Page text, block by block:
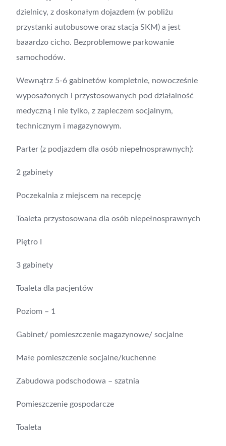
dzielnicy, z doskonałym dojazdem (w pobliżu
przystanki autobusowe oraz stacja SKM) a jest
baaardzo cicho. Bezproblemowe parkowanie
samochodów.
Wewnątrz 5-6 gabinetów kompletnie, nowocześnie
wyposażonych i przystosowanych pod działalność
medyczną i nie tylko, z zapleczem socjalnym,
technicznym i magazynowym.
Parter (z podjazdem dla osób niepełnosprawnych):
2 gabinety
Poczekalnia z miejscem na recepcję
Toaleta przystosowana dla osób niepełnosprawnych
Piętro I
3 gabinety
Toaleta dla pacjentów
Poziom – 1
Gabinet/ pomieszczenie magazynowe/ socjalne
Małe pomieszczenie socjalne/kuchenne
Zabudowa podschodowa – szatnia
Pomieszczenie gospodarcze
Toaleta